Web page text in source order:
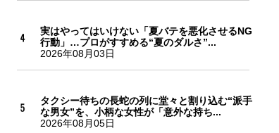
実はやってはいけない「夏バテを悪化させるNG
行動」…プロがすすめる“夏のダルさ”...
2026年08月03日
タクシー待ちの長蛇の列に堂々と割り込む“派手
な男女”を、小柄な女性が「意外な持ち...
2026年08月05日